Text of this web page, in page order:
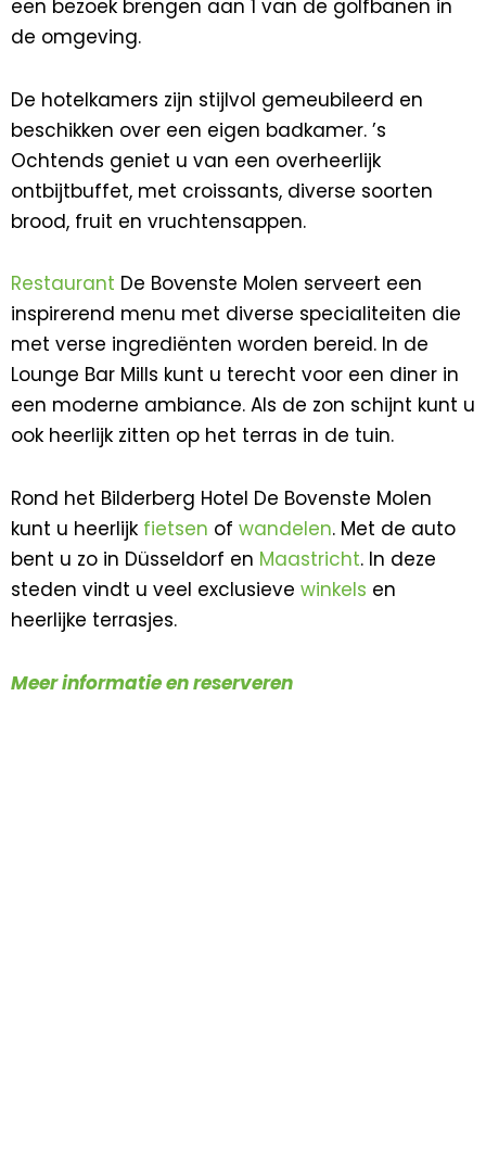
een bezoek brengen aan 1 van de golfbanen in
de omgeving.
De hotelkamers zijn stijlvol gemeubileerd en
beschikken over een eigen badkamer. ’s
Ochtends geniet u van een overheerlijk
ontbijtbuffet, met croissants, diverse soorten
brood, fruit en vruchtensappen.
Restaurant De Bovenste Molen serveert een
inspirerend menu met diverse specialiteiten die
met verse ingrediënten worden bereid. In de
Lounge Bar Mills kunt u terecht voor een diner in
een moderne ambiance. Als de zon schijnt kunt u
ook heerlijk zitten op het terras in de tuin.
Rond het Bilderberg Hotel De Bovenste Molen
kunt u heerlijk fietsen of wandelen. Met de auto
bent u zo in Düsseldorf en Maastricht. In deze
steden vindt u veel exclusieve winkels en
heerlijke terrasjes.
Meer informatie en reserveren